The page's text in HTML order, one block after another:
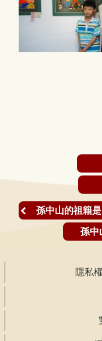
孫中山的祖籍
孫中
隱私